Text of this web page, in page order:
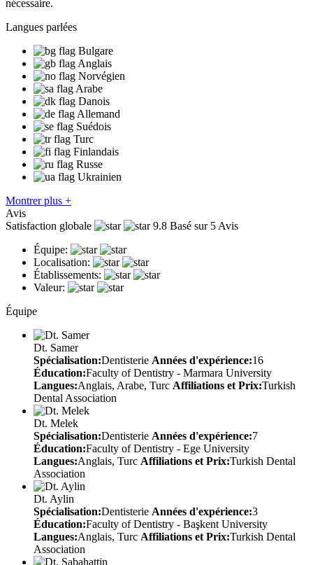
nécessaire.
Langues parlées
Bulgare
Anglais
Norvégien
Arabe
Danois
Allemand
Suédois
Turc
Finlandais
Russe
Ukrainien
Montrer plus +
Avis
Satisfaction globale
9.8 Basé sur 5 Avis
Équipe:
Localisation:
Établissements:
Valeur:
Équipe
Dt. Samer
Spécialisation:Dentisterie Années d'expérience:16
Éducation:Faculty of Dentistry - Marmara University
Langues:Anglais, Arabe, Turc Affiliations et Prix:Turkish
Dental Association
Dt. Melek
Spécialisation:Dentisterie Années d'expérience:7
Éducation:Faculty of Dentistry - Ege University
Langues:Anglais, Turc Affiliations et Prix:Turkish Dental
Association
Dt. Aylin
Spécialisation:Dentisterie Années d'expérience:3
Éducation:Faculty of Dentistry - Başkent University
Langues:Anglais, Turc Affiliations et Prix:Turkish Dental
Association